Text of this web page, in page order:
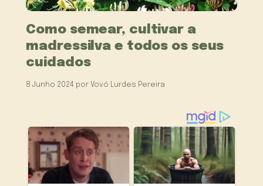
Como semear, cultivar a
madressilva e todos os seus
cuidados
8 Junho 2024 por Vovó Lurdes Pereira